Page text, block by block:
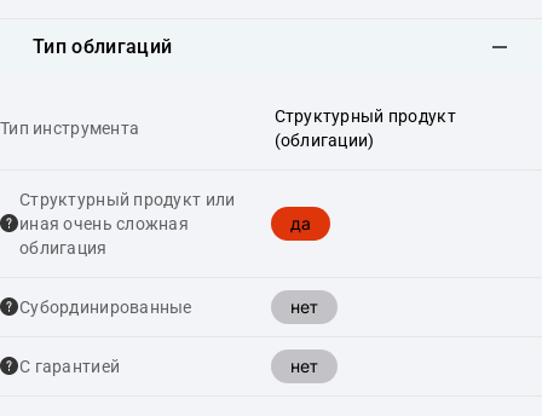
Тип облигаций
Тип инструмента
Структурный продукт
(облигации)
Структурный продукт или
иная очень сложная
облигация
да
Cубординированные нет
С гарантией нет